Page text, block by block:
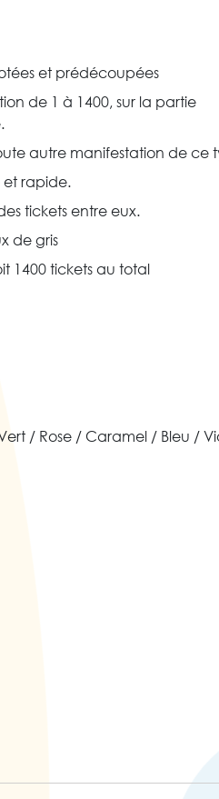
et prédécoupées
de 1 à 1400, sur la partie
autre manifestation de ce
et rapide.
tickets entre eux.
de gris
1400 tickets au total
/ Rose / Caramel / Bleu /